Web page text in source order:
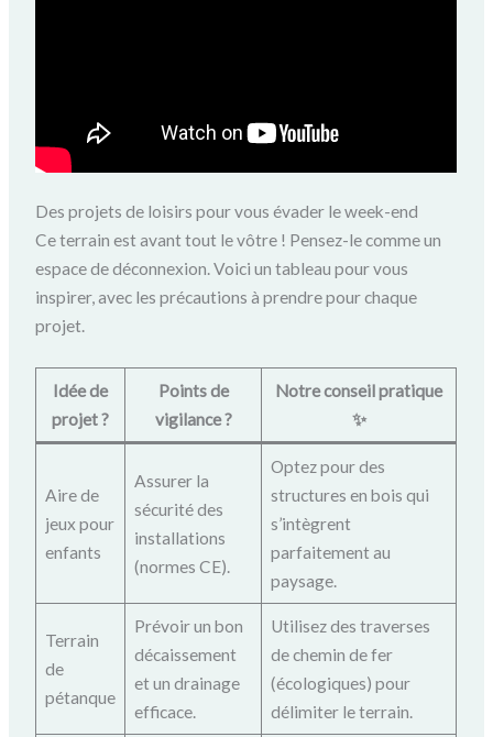
Des projets de loisirs pour vous évader le week-end
Ce terrain est avant tout le vôtre ! Pensez-le comme un
espace de déconnexion. Voici un tableau pour vous
inspirer, avec les précautions à prendre pour chaque
projet.
Idée de
projet ?
Points de
vigilance ?
Notre conseil pratique
✨
Aire de
jeux pour
enfants
Assurer la
sécurité des
installations
(normes CE).
Optez pour des
structures en bois qui
s’intègrent
parfaitement au
paysage.
Terrain
de
pétanque
Prévoir un bon
décaissement
et un drainage
efficace.
Utilisez des traverses
de chemin de fer
(écologiques) pour
délimiter le terrain.